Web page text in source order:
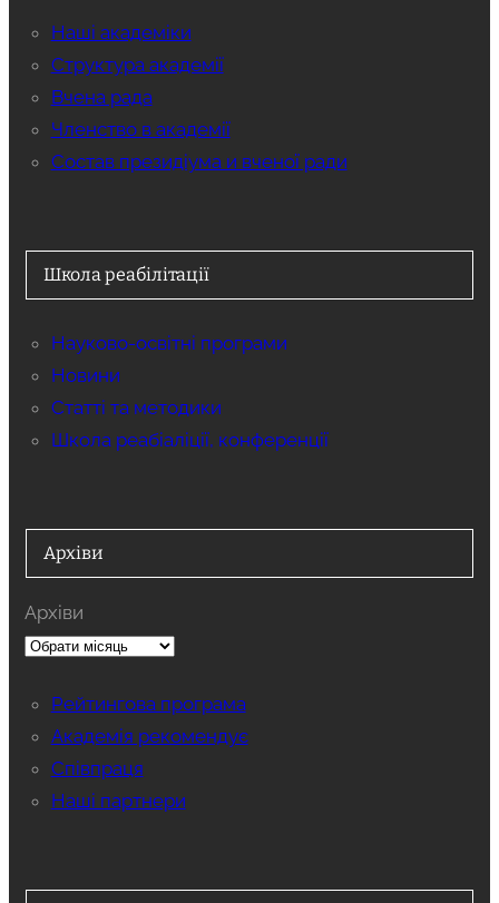
Наші академіки
Структура академії
Вчена рада
Членство в академії
Состав президіума и вченої ради
Школа реабілітації
Науково-освітні програми
Новини
Статті та методики
Школа реабіаліції, конференції
Архіви
Архіви
Рейтингова програма
Академія рекомендує
Співпраця
Наші партнери